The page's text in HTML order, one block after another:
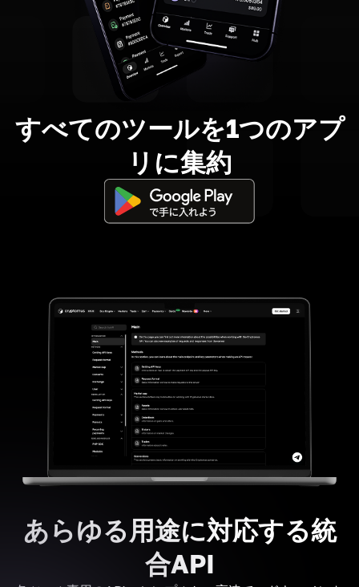
すべてのツールを1つのアプ
リに集約
あらゆる用途に対応する統
合API